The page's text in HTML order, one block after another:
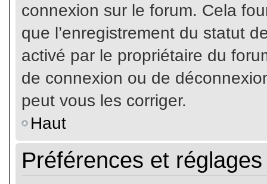
connexion sur le forum. Cela
que l’enregistrement du statut
activé par le propriétaire du
de connexion ou de
peut vous les corriger.
Haut
Préférences et